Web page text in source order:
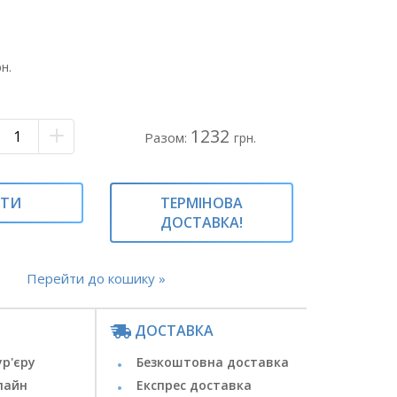
Разом: 1232 грн.
ТЕРМІНОВА
ДОСТАВКА!
Перейти до кошику »
ДОСТАВКА
Безкоштовна доставка
Експрес доставка